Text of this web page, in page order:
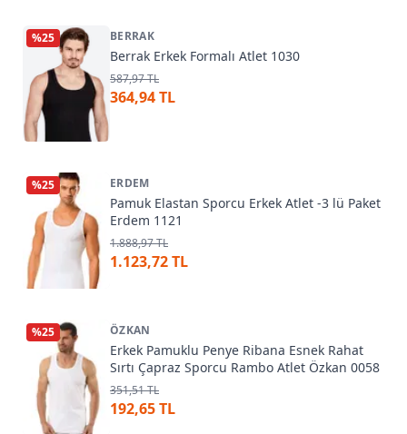
%25 BERRAK
Berrak Erkek Formalı Atlet 1030
587,97 TL
364,94 TL
%25 ERDEM
Pamuk Elastan Sporcu Erkek Atlet -3 lü Paket
Erdem 1121
1.888,97 TL
1.123,72 TL
%25 ÖZKAN
Erkek Pamuklu Penye Ribana Esnek Rahat
Sırtı Çapraz Sporcu Rambo Atlet Özkan 0058
351,51 TL
192,65 TL